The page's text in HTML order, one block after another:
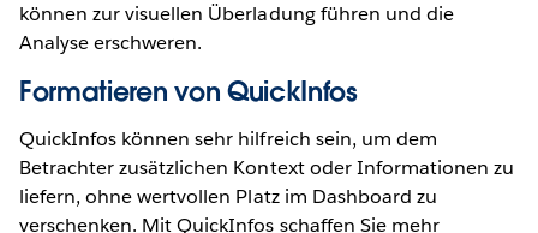
können zur visuellen Überladung führen und die
Analyse erschweren.
Formatieren von QuickInfos
QuickInfos können sehr hilfreich sein, um dem
Betrachter zusätzlichen Kontext oder Informationen zu
liefern, ohne wertvollen Platz im Dashboard zu
verschenken. Mit QuickInfos schaffen Sie mehr